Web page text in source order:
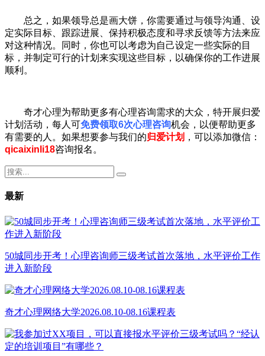
总之，如果领导总是画大饼，你需要通过与领导沟通、设
定实际目标、跟踪进展、保持积极态度和寻求反馈等方法来应
对这种情况。同时，你也可以考虑为自己设定一些实际的目
标，并制定可行的计划来实现这些目标，以确保你的工作进展
顺利。
奇才心理为帮助更多有心理咨询需求的大众，特开展归爱
计划活动，每人可免费领取6次心理咨询机会，以便帮助更多
有需要的人。如果想要参与我们的归爱计划 ，可以添加微信：
qicaixinli18咨询报名。
最新
50城同步开考！心理咨询师三级考试首次落地，水平评价工作
进入新阶段
奇才心理网络大学2026.08.10-08.16课程表